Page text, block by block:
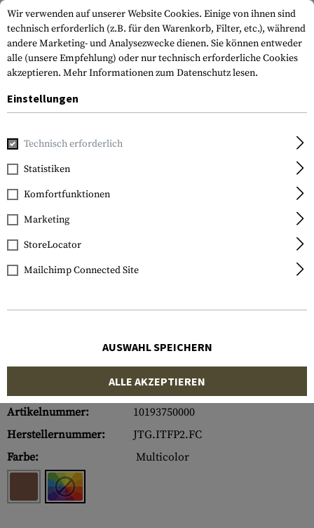
Home Tactical Gear Gummi
JTG
Italia Rubber Patch
Artikelnummer:
10193750000
Herstellernummer:
JTG.ITFP2.FC
Farbe:
Multicolor
Wir verwenden auf unserer Website Cookies. Einige von ihnen sind
technisch erforderlich (z.B. für den Warenkorb, Filter, etc.), während
andere Marketing- und Analysezwecke dienen. Sie können entweder
alle (unsere Empfehlung) oder nur technisch erforderliche Cookies
akzeptieren. Mehr Informationen zum Datenschutz lesen.
Einstellungen
Technisch erforderlich
Statistiken
Komfortfunktionen
Marketing
StoreLocator
Mailchimp Connected Site
AUSWAHL SPEICHERN
ALLE AKZEPTIEREN